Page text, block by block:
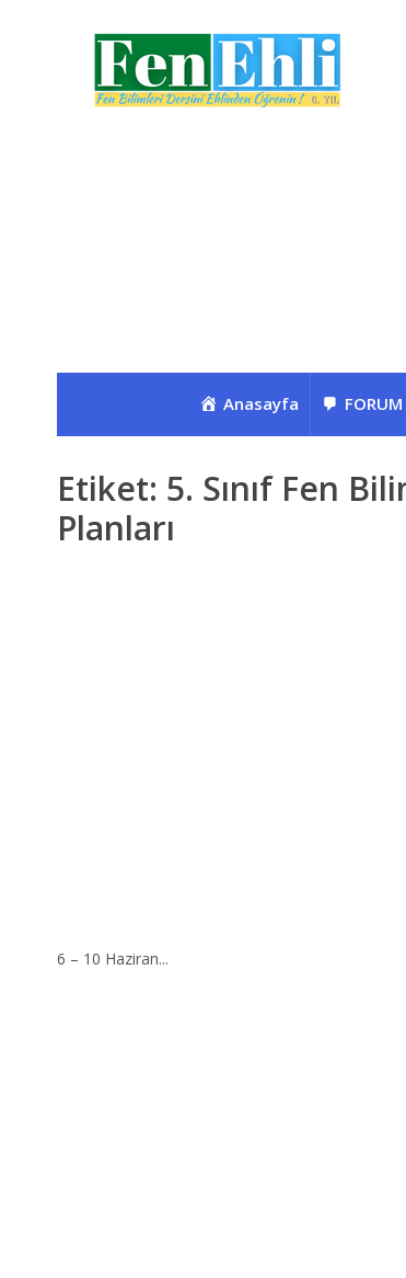
Anasayfa FORUM
Etiket: 5. Sınıf Fen
Planları
6 – 10 Haziran...